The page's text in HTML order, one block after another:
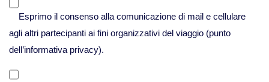
Viaggi in Isole Azzorre Portogallo
Viaggi in Islanda
Esprimo il consenso alla comunicazione di mail e cellulare
agli altri partecipanti ai fini organizzativi del viaggio (punto
dell’informativa privacy).